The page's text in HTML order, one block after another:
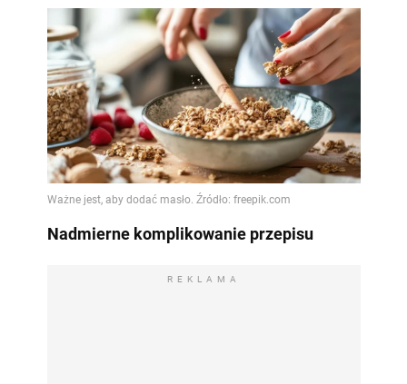
Nadmierne komplikowanie przepisu
REKLAMA